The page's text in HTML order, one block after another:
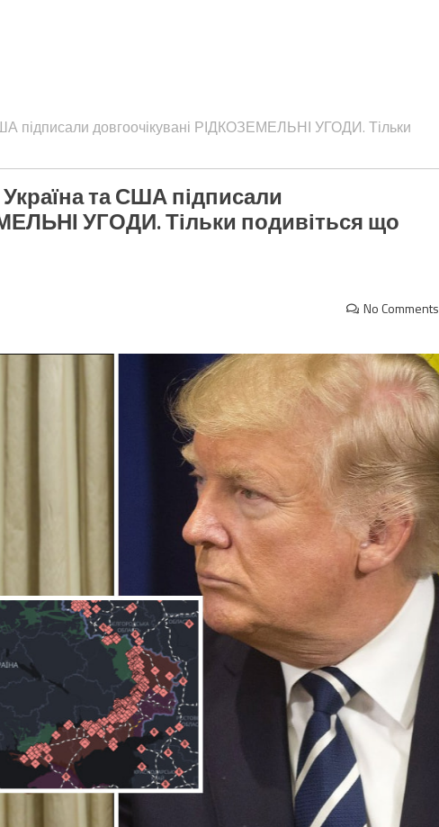
підписали довгоочікувані РІДКОЗЕМЕЛЬНІ УГОДИ. Тільки
та США підписали
УГОДИ. Тільки подивіться що
No Comments